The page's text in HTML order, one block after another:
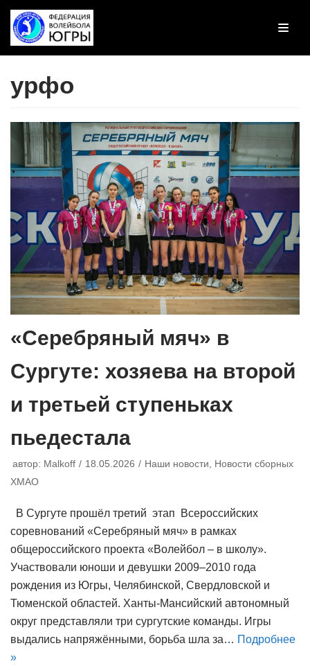
Перейти
к
урфо
«Серебряный мяч» в
Сургуте: хозяева на второй
и третьей ступеньках
пьедестала
автор: Malkoff 18.05.2026 Наши новости, Новости сборных
ХМАО
В Сургуте прошёл третий этап Всероссийских
соревнований «Серебряный мяч» в рамках
общероссийского проекта «Волейбол – в школу».
Участвовали юноши и девушки 2009–2010 года
рождения из Югры, Челябинской, Свердловской и
Тюменской областей. Ханты-Мансийский автономный
округ представляли три сургутские команды. Игры
выдались напряжёнными, борьба шла за… Подробнее
»